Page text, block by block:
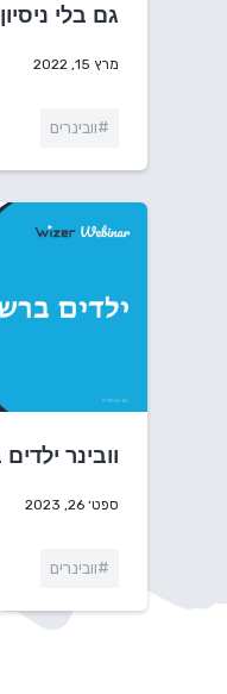
גם בלי ניסיון
מרץ 15, 2022
#וובינרים
ספט׳ 26, 2023
#וובינרים